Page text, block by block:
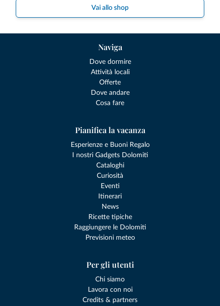
Vai allo shop
Naviga
Dove dormire
Attività locali
Offerte
Dove andare
Cosa fare
Pianifica la vacanza
Esperienze e Buoni Regalo
I nostri Gadgets Dolomiti
Cataloghi
Curiosità
Eventi
Itinerari
News
Ricette tipiche
Raggiungere le Dolomiti
Previsioni meteo
Per gli utenti
Chi siamo
Lavora con noi
Credits & partners